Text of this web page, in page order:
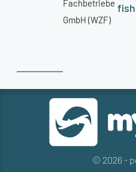
Fachbetriebe
GmbH (WZF)
© 2026 -